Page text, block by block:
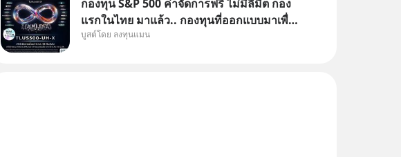
กองทุน S&P 500 ค่าจัดการฟรี ไม่มีลิมิต กอง
แรกในไทย มาแล้ว.. กองทุนที่ออกแบบมาเพื่อ
แก้ Pain Point ใหญ่ของนักลงทุนไทยพร้อม
บูสต์โดย ลงทุนแมน